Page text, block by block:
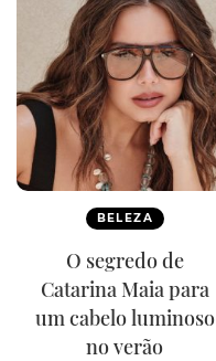
BELEZA
O segredo de
Catarina Maia para
um cabelo luminoso
no verão